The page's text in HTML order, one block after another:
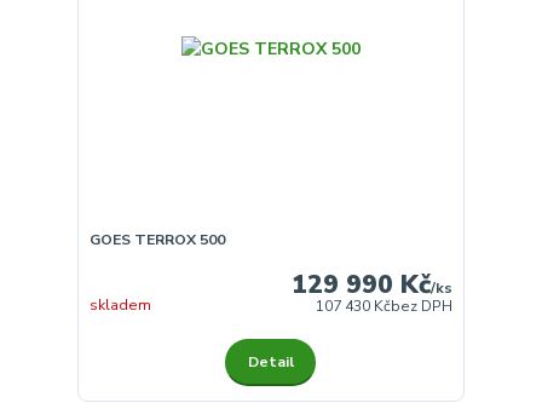
GOES TERROX 500
129 990 Kč/ks
107 430 Kčbez DPH
skladem
Detail